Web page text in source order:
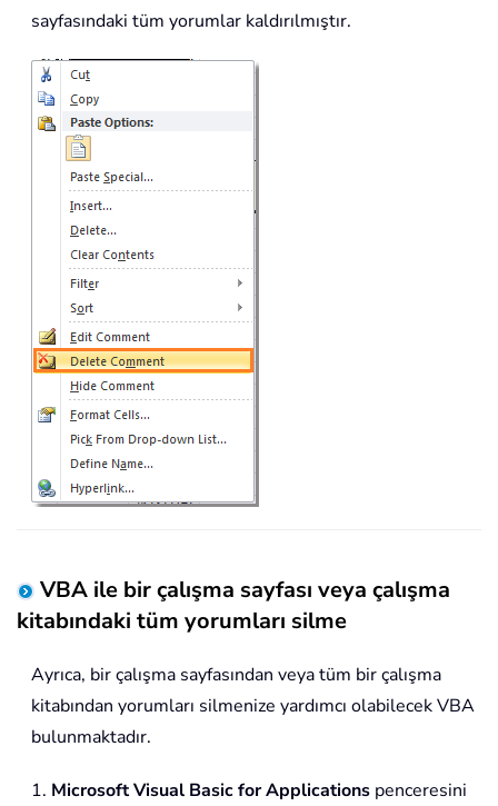
sayfasındaki tüm yorumlar kaldırılmıştır.
VBA ile bir çalışma sayfası veya çalışma
kitabındaki tüm yorumları silme
Ayrıca, bir çalışma sayfasından veya tüm bir çalışma
kitabından yorumları silmenize yardımcı olabilecek VBA
bulunmaktadır.
1. Microsoft Visual Basic for Applications penceresini